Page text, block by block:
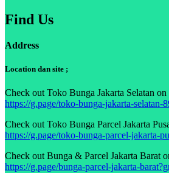
Find Us
Address
Location dan site ;
Check out Toko Bunga Jakarta Selatan
https://g.page/toko-bunga-jakarta-selatan-
Check out Toko Bunga Parcel Jakarta
https://g.page/toko-bunga-parcel-jakarta-
Check out Bunga & Parcel Jakarta Barat
https://g.page/bunga-parcel-jakarta-